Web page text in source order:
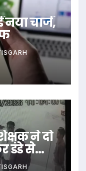
चार्ज,
ने दो
डंडे से